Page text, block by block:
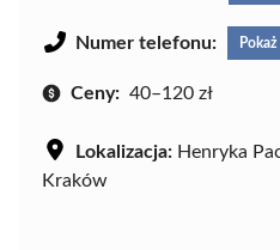
Numer telefonu:
Ceny: 40–120 zł
Lokalizacja: Henryka
Kraków